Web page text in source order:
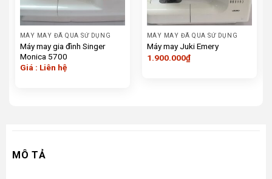
MÁY MAY ĐÃ QUA SỬ DỤNG
Máy may gia đình Singer
Monica 5700
Giá : Liên hệ
MÁY MAY ĐÃ QUA SỬ DỤNG
Máy may Juki Emery
1.900.000₫
MÔ TẢ